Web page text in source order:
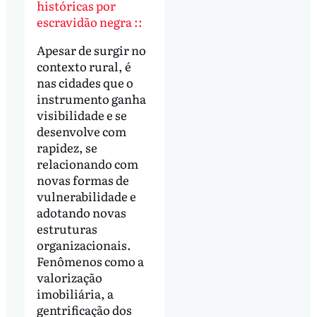
históricas por
escravidão negra ::
Apesar de surgir no
contexto rural, é
nas cidades que o
instrumento ganha
visibilidade e se
desenvolve com
rapidez, se
relacionando com
novas formas de
vulnerabilidade e
adotando novas
estruturas
organizacionais.
Fenômenos como a
valorização
imobiliária, a
gentrificação dos